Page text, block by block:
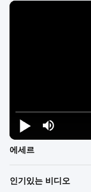
에세르
인기있는 비디오